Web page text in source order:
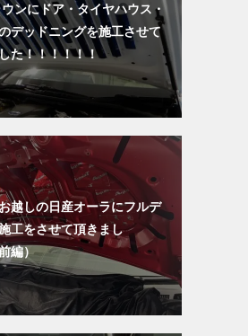
ウンにドア・タイヤハウス・
デッドニングを施工させて
た！！！！！！
越しの日産オーラにフルデ
工をさせて頂きまし
編）